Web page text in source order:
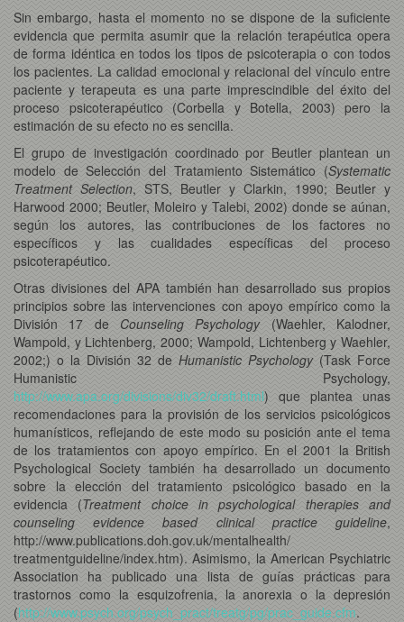
Sin embargo, hasta el momento no se dispone de la suficiente
evidencia que permita asumir que la relación terapéutica opera
de forma idéntica en todos los tipos de psicoterapia o con todos
los pacientes. La calidad emocional y relacional del vínculo entre
paciente y terapeuta es una parte imprescindible del éxito del
proceso psicoterapéutico (Corbella y Botella, 2003) pero la
estimación de su efecto no es sencilla.
El grupo de investigación coordinado por Beutler plantean un
modelo de Selección del Tratamiento Sistemático (Systematic
Treatment Selection, STS, Beutler y Clarkin, 1990; Beutler y
Harwood 2000; Beutler, Moleiro y Talebi, 2002) donde se aúnan,
según los autores, las contribuciones de los factores no
específicos y las cualidades específicas del proceso
psicoterapéutico.
Otras divisiones del APA también han desarrollado sus propios
principios sobre las intervenciones con apoyo empírico como la
División 17 de Counseling Psychology(Waehler, Kalodner,
Wampold, y Lichtenberg, 2000; Wampold, Lichtenberg y Waehler,
2002;) o la División 32 de Humanistic Psychology(Task Force
Humanistic Psychology,
http://www.apa.org/divisions/div32/draft.html) que plantea unas
recomendaciones para la provisión de los servicios psicológicos
humanísticos, reflejando de este modo su posición ante el tema
de los tratamientos con apoyo empírico. En el 2001 la British
Psychological Society también ha desarrollado un documento
sobre la elección del tratamiento psicológico basado en la
evidencia (Treatment choice in psychological therapies and
counseling evidence based clinical practice guideline,
http://www.publications.doh.gov.uk/mentalhealth/
treatmentguideline/index.htm). Asimismo, la American Psychiatric
Association ha publicado una lista de guías prácticas para
trastornos como la esquizofrenia, la anorexia o la depresión
(http://www.psych.org/psych_pract/treatg/pg/prac_guide.cfm.